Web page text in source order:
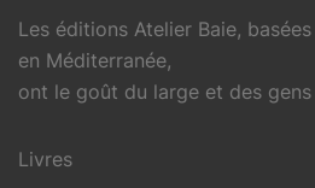
Les éditions Atelier Baie,
en Méditerranée,
ont le goût du large et des
Livres